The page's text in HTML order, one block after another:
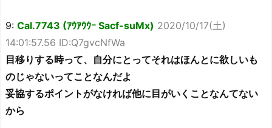
9: Cal.7743 (ｱｳｱｳｳｰ Sacf-suMx) 2020/10/17(土)
14:01:57.56 ID:Q7gvcNfWa
目移りする時って、自分にとってそれはほんとに欲しいも
のじゃないってことなんだよ
妥協するポイントがなければ他に目がいくことなんてない
から